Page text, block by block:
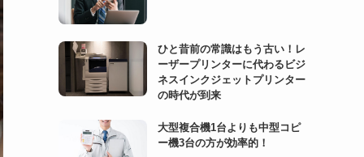
ひと昔前の常識はもう古い！レ
ーザープリンターに代わるビジ
ネスインクジェットプリンター
の時代が到来
大型複合機1台よりも中型コピ
ー機3台の方が効率的！